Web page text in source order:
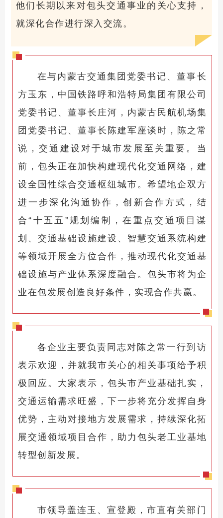
他们长期以来对包头交通事业的关心支持，
就深化合作进行深入交流。
在与内蒙古交通集团党委书记、董事长
方玉东，中国铁路呼和浩特局集团有限公司
党委书记、董事长庄河，内蒙古民航机场集
团党委书记、董事长陈建军座谈时，陈之常
说，交通建设对于城市发展至关重要。当
前，包头正在加快构建现代化交通网络，建
设全国性综合交通枢纽城市。希望地企双方
进一步深化沟通协作，创新合作方式，结
合“十五五”规划编制，在重点交通项目谋
划、交通基础设施建设、智慧交通系统构建
等领域开展全方位合作，推动现代化交通基
础设施与产业体系深度融合。包头市将为企
业在包发展创造良好条件，实现合作共赢。
各企业主要负责同志对陈之常一行到访
表示欢迎，并就我市关心的相关事项给予积
极回应。大家表示，包头市产业基础扎实，
交通运输需求旺盛，下一步将充分发挥自身
优势，主动对接地方发展需求，持续深化拓
展交通领域项目合作，助力包头老工业基地
转型创新发展。
市领导盖连玉、宣登殿，市直有关部门